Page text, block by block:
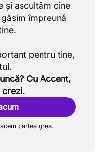
și ascultăm cine
împreună
pentru tine,
Cu Accent,
crezi.
partea grea.